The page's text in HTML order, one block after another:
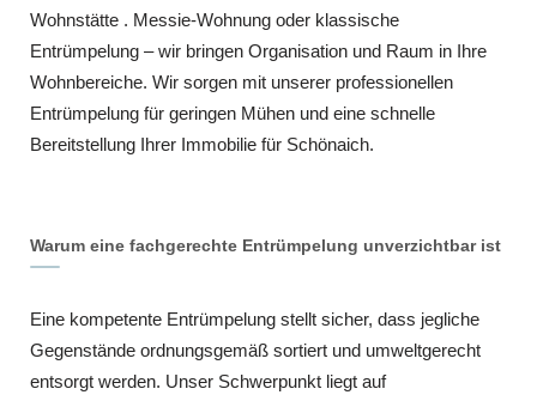
Wohnstätte . Messie-Wohnung oder klassische
Entrümpelung – wir bringen Organisation und Raum in Ihre
Wohnbereiche. Wir sorgen mit unserer professionellen
Entrümpelung für geringen Mühen und eine schnelle
Bereitstellung Ihrer Immobilie für Schönaich.
Warum eine fachgerechte Entrümpelung unverzichtbar ist
Eine kompetente Entrümpelung stellt sicher, dass jegliche
Gegenstände ordnungsgemäß sortiert und umweltgerecht
entsorgt werden. Unser Schwerpunkt liegt auf